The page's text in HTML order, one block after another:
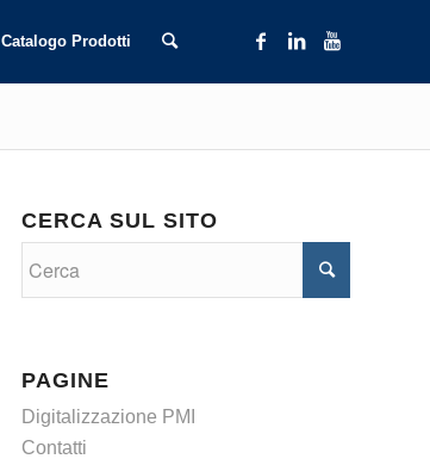
Catalogo Prodotti
CERCA SUL SITO
PAGINE
Digitalizzazione PMI
Contatti